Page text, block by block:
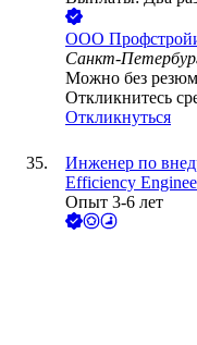
ООО
Санкт-
Можно без
Откликнитесь
Откликнуться
Инженер по
Efficiency
Опыт 3-6 лет